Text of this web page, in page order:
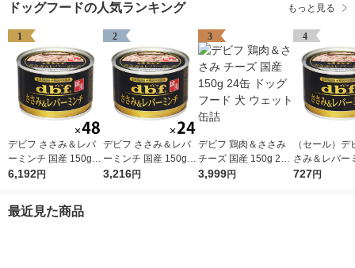
EC限定
EC限定
ドッグフードの人気ランキング もっと見る
1
デビフ ささみ＆レバ
ーミンチ 国産 150g 4
8缶 ドッグフード 犬
6,192円
2
デビフ ささみ＆レバ
ーミンチ 国産 150g 2
4缶 ドッグフード 犬
3,216円
3
デビフ 鶏肉＆ささみ
チーズ 国産 150g 24
缶 ドッグフード 犬 ウ
3,999円
4
（セール）デ
さみ＆レバー
国産 150g 4
727円
最近見た商品